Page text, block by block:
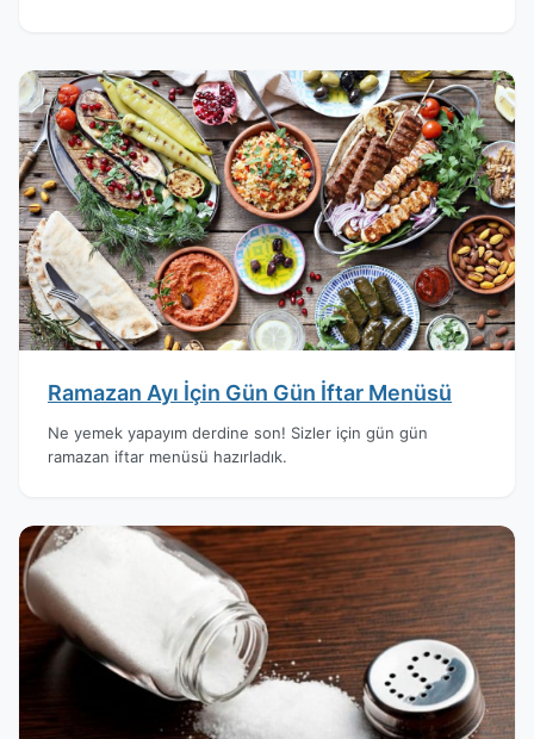
Ramazan Ayı İçin Gün Gün İftar Menüsü
Ne yemek yapayım derdine son! Sizler için gün gün
ramazan iftar menüsü hazırladık.